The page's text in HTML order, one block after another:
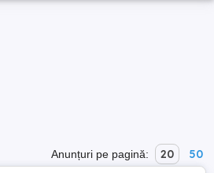
Anunțuri pe pagină: 20 50